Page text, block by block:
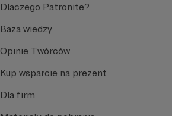
Dlaczego Patronite?
Baza wiedzy
Opinie Twórców
Kup wsparcie na prezent
Dla firm